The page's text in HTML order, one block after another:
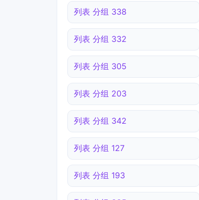
列表 分组 338
列表 分组 332
列表 分组 305
列表 分组 203
列表 分组 342
列表 分组 127
列表 分组 193